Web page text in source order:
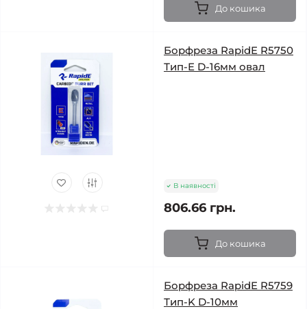
До кошика
Борфреза RapidE R5750
Тип-E D-16мм овал
В наявності
806.66 грн.
До кошика
Борфреза RapidE R5759
Тип-K D-10мм